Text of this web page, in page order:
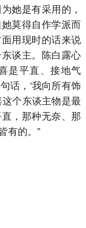
她是有采用的，
莫得自作学派而
用现时的话来说
谈主。陈白露心
是平直、接地气
话，‘我向所有饰
个东谈主物是最
，那种无奈、那
有的。”